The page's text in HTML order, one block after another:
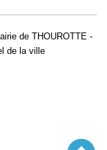
de THOUROTTE -
de la ville